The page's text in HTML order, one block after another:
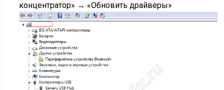
концентратор» → «Обновить драйверы»